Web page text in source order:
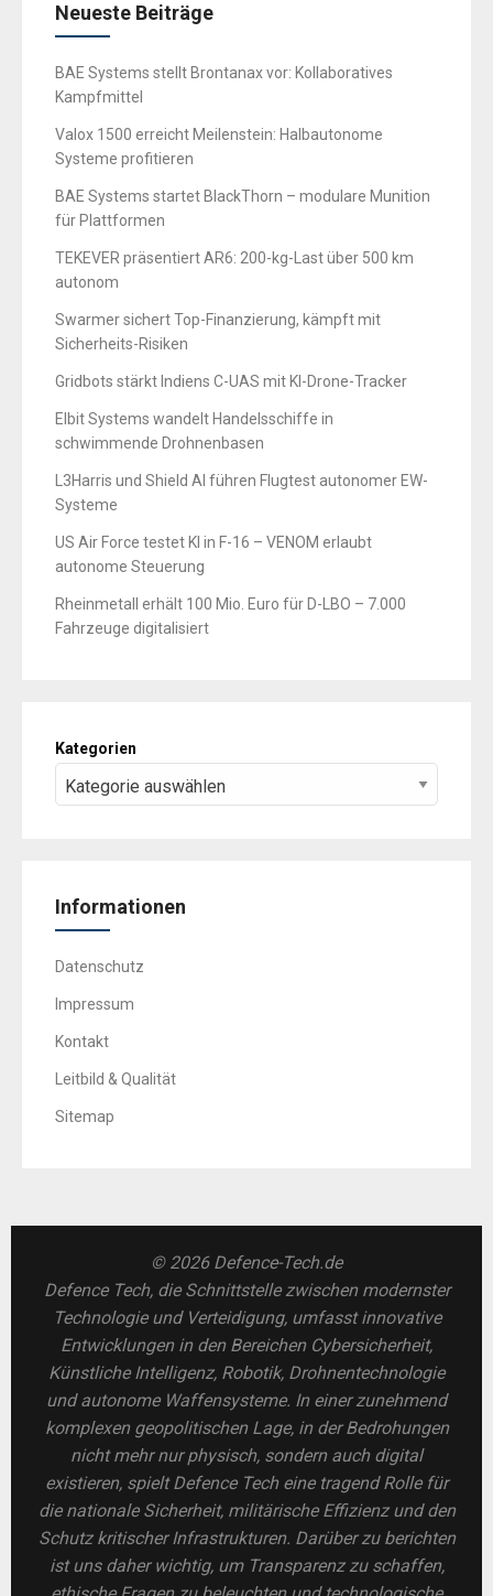
Neueste Beiträge
BAE Systems stellt Brontanax vor: Kollaboratives
Kampfmittel
Valox 1500 erreicht Meilenstein: Halbautonome
Systeme profitieren
BAE Systems startet BlackThorn – modulare Munition
für Plattformen
TEKEVER präsentiert AR6: 200-kg-Last über 500 km
autonom
Swarmer sichert Top-Finanzierung, kämpft mit
Sicherheits-Risiken
Gridbots stärkt Indiens C-UAS mit KI-Drone-Tracker
Elbit Systems wandelt Handelsschiffe in
schwimmende Drohnenbasen
L3Harris und Shield AI führen Flugtest autonomer EW-
Systeme
US Air Force testet KI in F-16 – VENOM erlaubt
autonome Steuerung
Rheinmetall erhält 100 Mio. Euro für D-LBO – 7.000
Fahrzeuge digitalisiert
Kategorien
Informationen
Datenschutz
Impressum
Kontakt
Leitbild & Qualität
Sitemap
© 2026 Defence-Tech.de
Defence Tech, die Schnittstelle zwischen modernster
Technologie und Verteidigung, umfasst innovative
Entwicklungen in den Bereichen Cybersicherheit,
Künstliche Intelligenz, Robotik, Drohnentechnologie
und autonome Waffensysteme. In einer zunehmend
komplexen geopolitischen Lage, in der Bedrohungen
nicht mehr nur physisch, sondern auch digital
existieren, spielt Defence Tech eine tragend Rolle für
die nationale Sicherheit, militärische Effizienz und den
Schutz kritischer Infrastrukturen. Darüber zu berichten
ist uns daher wichtig, um Transparenz zu schaffen,